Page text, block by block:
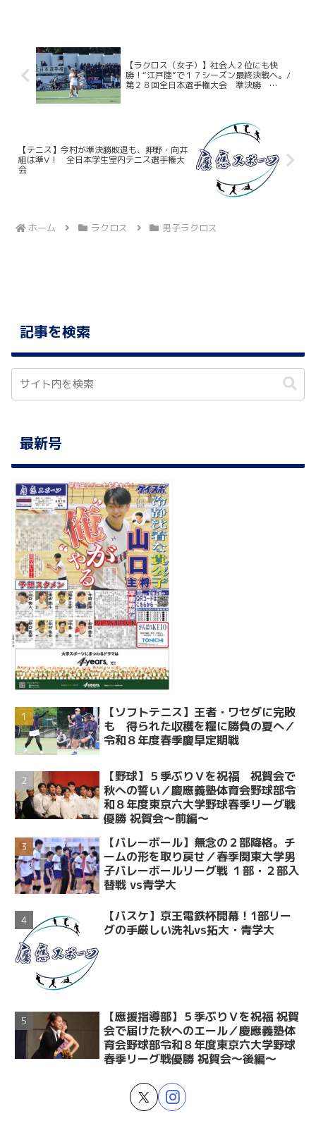
【ラクロス（女子）】社会人２位にも快
勝！“江戸陸”で１７シーズン最終決戦へ。/
第２８回全日本選手権大会 準決勝
【テニス】今村が準決勝敗退も、押野・向井
組は準V！ 全日本学生室内テニス選手権大
会
ホーム ラクロス 男子ラクロス
記事を検索
最新号
【ソフトテニス】王者・ワセダに完敗
も 得られた収穫を糧に勝負の夏へ／
令和８年度春季慶早定期戦
【野球】５季ぶりＶを祝福 祝賀会で
秋への誓い／慶應義塾体育会野球部令
和８年度東京六大学野球春季リーグ戦
優勝 祝賀会～前編～
【バレーボール】無念の２部降格。チ
ームの形を取り戻せ／春季関東大学男
子バレーボールリーグ戦 １部・２部入
替戦 vs青学大
【バスケ】京王電鉄杯開幕！1部リー
グの手厳しい洗礼vs拓大・青学大
【應援指導部】５季ぶりＶを祝福 祝賀
会で届けた秋へのエール／慶應義塾体
育会野球部令和８年度東京六大学野球
春季リーグ戦優勝 祝賀会～後編～